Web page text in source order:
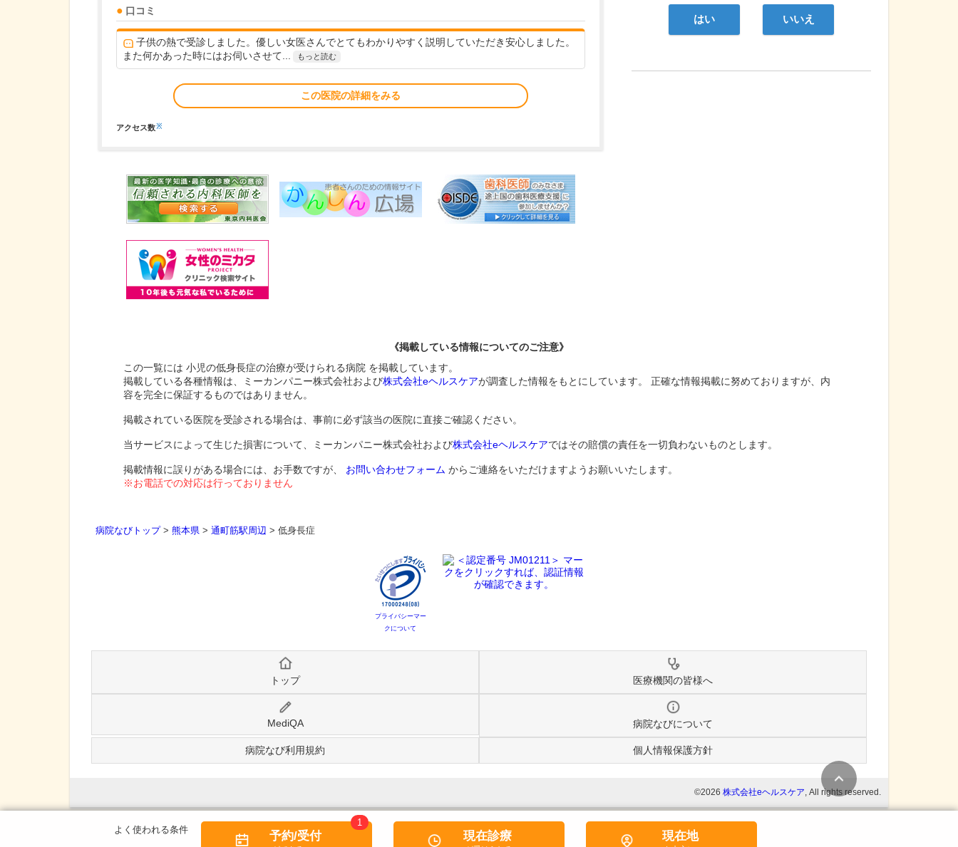
口コミ
子供の熱で受診しました。優しい女医さんでとてもわかりやすく説明していただき安心しました。
また何かあった時にはお伺いさせて...
もっと読む
この医院の詳細をみる
アクセス数※
はい いいえ
《掲載している情報についてのご注意》
この一覧には 小児の低身長症の治療が受けられる病院 を掲載しています。
掲載している各種情報は、ミーカンパニー株式会社および株式会社eヘルスケアが調査した情報をもとにしています。 正確な情報掲載に努めておりますが、内
容を完全に保証するものではありません。
掲載されている医院を受診される場合は、事前に必ず該当の医院に直接ご確認ください。
当サービスによって生じた損害について、ミーカンパニー株式会社および株式会社eヘルスケアではその賠償の責任を一切負わないものとします。
掲載情報に誤りがある場合には、お手数ですが、 お問い合わせフォーム からご連絡をいただけますようお願いいたします。
※お電話での対応は行っておりません
病院なびトップ> 熊本県 > 通町筋駅周辺 > 低身長症
プライバシーマー
クについて
トップ 医療機関の皆様へ
MediQA 病院なびについて
病院なび利用規約 個人情報保護方針
©2026 株式会社eヘルスケア, All rights reserved.
予約/受付
1
現在診療 現在地